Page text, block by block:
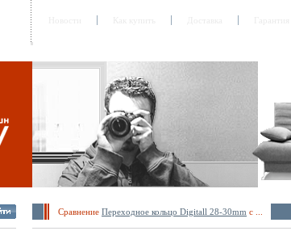
Сравнение Переходное кольцо Digitall 28-30mm с ...